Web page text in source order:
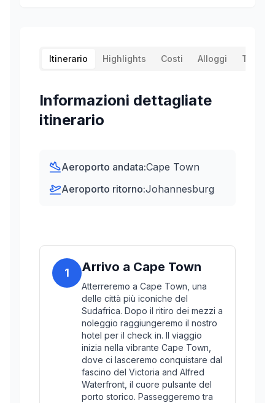
Itinerario Highlights Costi Alloggi
Informazioni dettagliate
itinerario
Aeroporto andata:Cape Town
Aeroporto ritorno:Johannesburg
1 Arrivo a Cape Town
Atterreremo a Cape Town, una
delle città più iconiche del
Sudafrica. Dopo il ritiro dei mezzi a
noleggio raggiungeremo il nostro
hotel per il check in. Il viaggio
inizia nella vibrante Cape Town,
dove ci lasceremo conquistare dal
fascino del Victoria and Alfred
Waterfront, il cuore pulsante del
porto storico. Passeggeremo tra